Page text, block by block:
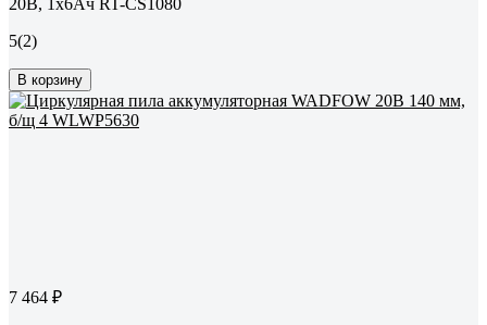
20В, 1х6Ач RT-CS1080
5(2)
В корзину
7 464 ₽